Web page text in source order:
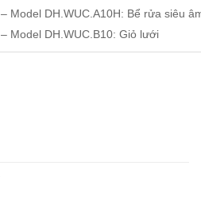
– Model DH.WUC.A10H: Bể rửa siêu
– Model DH.WUC.B10: Giỏ lưới